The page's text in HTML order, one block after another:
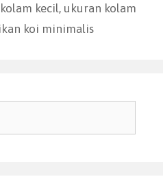
kecil, ukuran kolam
koi minimalis